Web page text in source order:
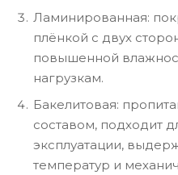
Ламинированная:
плёнкой с двух
повышенной
нагрузкам.
Бакелитовая:
составом, подходит
эксплуатации,
температур и